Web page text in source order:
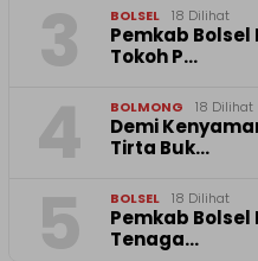
BOLSEL 18 Dilihat
Pemkab
Tokoh P…
BOLMONG 18 Dilihat
Demi
Tirta Buk…
BOLSEL 18 Dilihat
Pemkab
Tenaga…